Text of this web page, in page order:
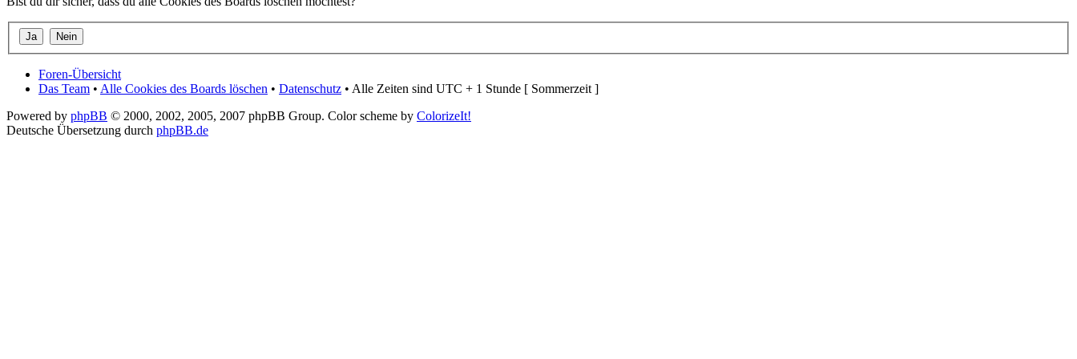
Foren-Übersicht
Das Team • Alle Cookies des Boards löschen • Datenschutz • Alle Zeiten sind UTC + 1 Stunde [ Sommerzeit ]
Powered by phpBB © 2000, 2002, 2005, 2007 phpBB Group. Color scheme by ColorizeIt!
Deutsche Übersetzung durch phpBB.de